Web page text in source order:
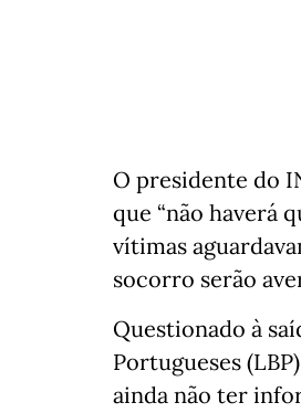
O presidente do
que “não haverá
vítimas
socorro serão
Questionado à
Portugueses
ainda não ter